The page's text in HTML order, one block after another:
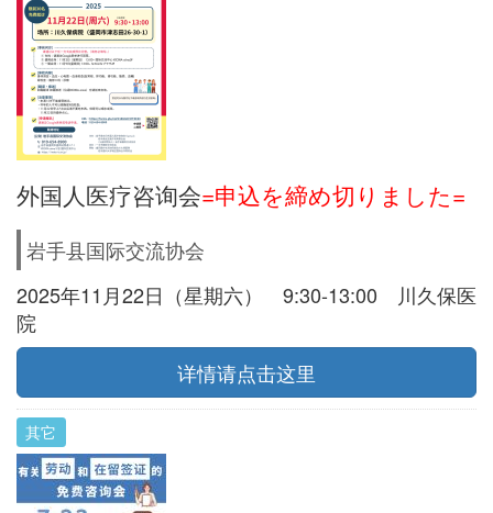
外国人医疗咨询会=申込を締め切りました=
岩手县国际交流协会
2025年11月22日（星期六） 9:30-13:00 川久保医
院
详情请点击这里
其它